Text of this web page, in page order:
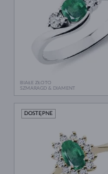
BIAŁE ZŁOTO
SZMARAGD & DIAMENT
DOSTĘPNE